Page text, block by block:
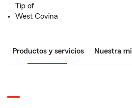
Tip of
West Covina
Productos y servicios Nuestra